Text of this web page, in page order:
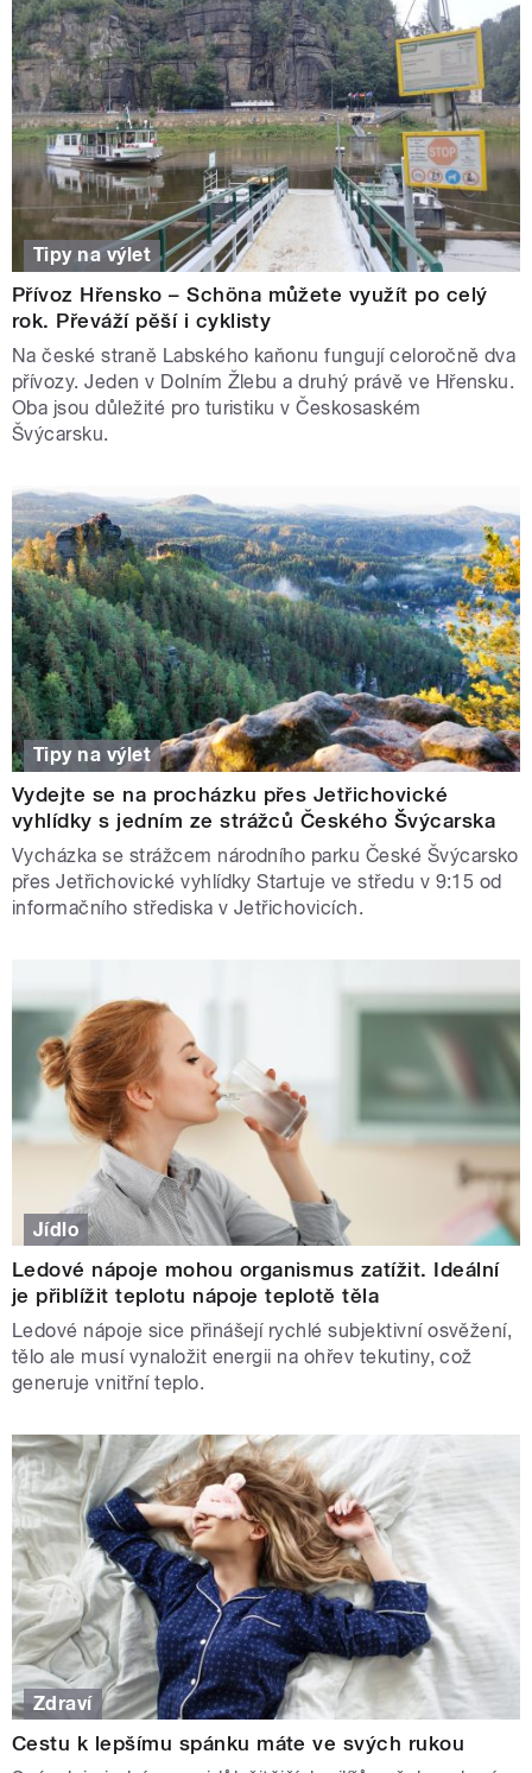
Tipy na výlet
Přívoz Hřensko – Schöna můžete využít po celý
rok. Převáží pěší i cyklisty
Na české straně Labského kaňonu fungují celoročně dva
přívozy. Jeden v Dolním Žlebu a druhý právě ve Hřensku.
Oba jsou důležité pro turistiku v Českosaském
Švýcarsku.
Tipy na výlet
Vydejte se na procházku přes Jetřichovické
vyhlídky s jedním ze strážců Českého Švýcarska
Vycházka se strážcem národního parku České Švýcarsko
přes Jetřichovické vyhlídky Startuje ve středu v 9:15 od
informačního střediska v Jetřichovicích.
Jídlo
Ledové nápoje mohou organismus zatížit. Ideální
je přiblížit teplotu nápoje teplotě těla
Ledové nápoje sice přinášejí rychlé subjektivní osvěžení,
tělo ale musí vynaložit energii na ohřev tekutiny, což
generuje vnitřní teplo.
Zdraví
Cestu k lepšímu spánku máte ve svých rukou